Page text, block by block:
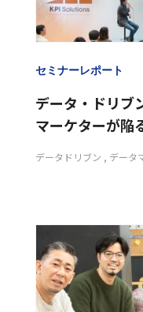
セミナーレポート
データ・ドリブ
マーケターが陥
データドリブン データ